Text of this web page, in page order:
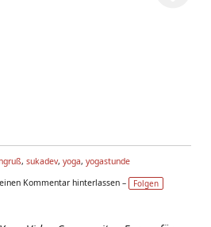
, sukadev, yoga, yogastunde
Kommentar hinterlassen –
Folgen